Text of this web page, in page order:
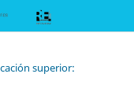
superior: